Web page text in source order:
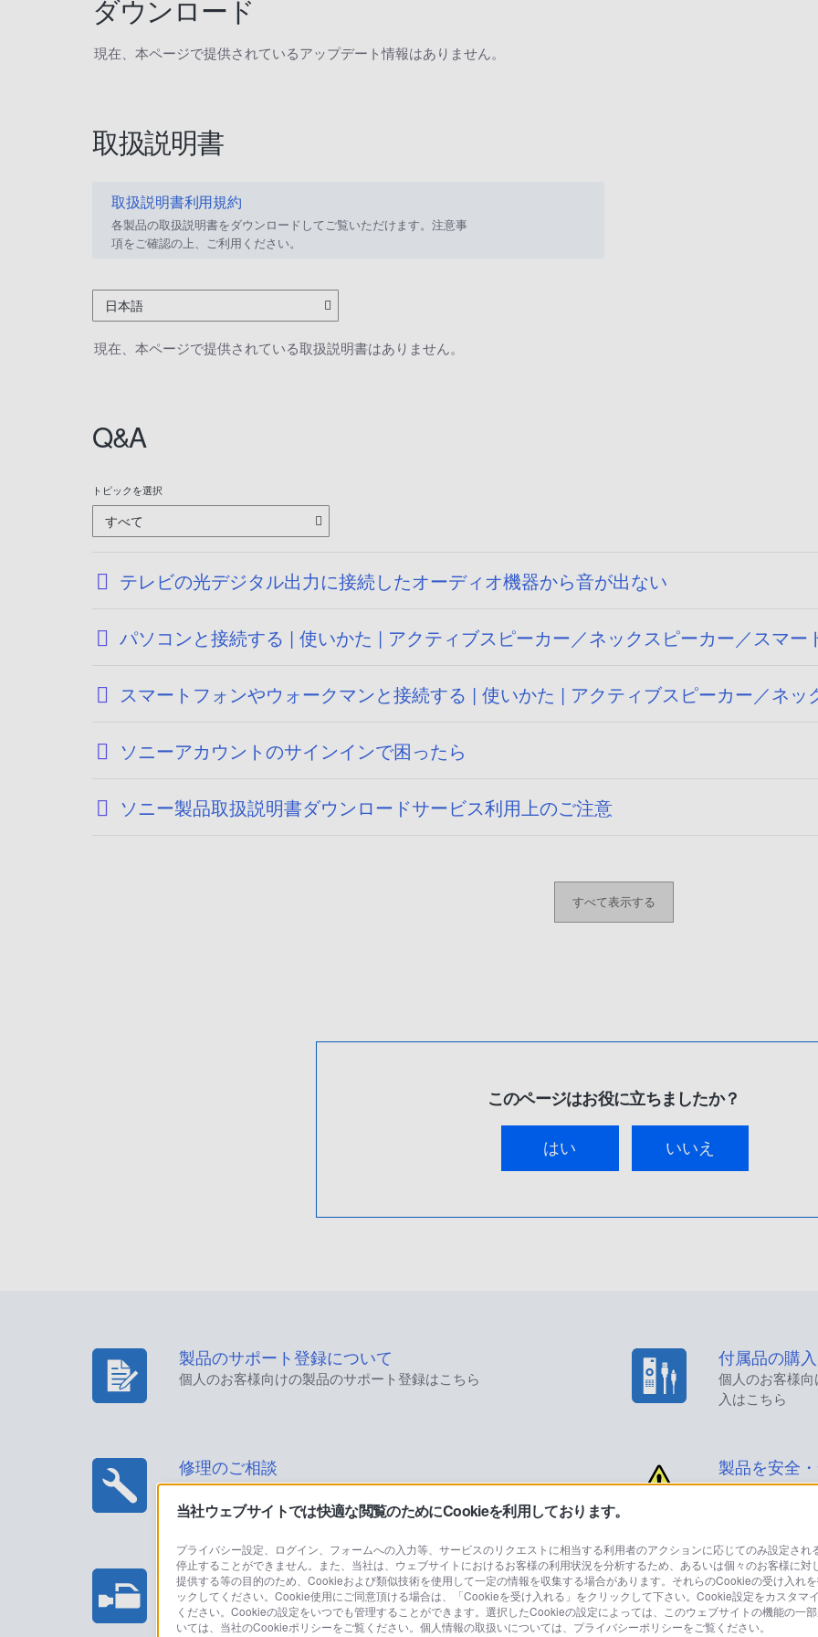
ダウンロード
現在、本ページで提供されているアップデート情報はありません。
取扱説明書
取扱説明書利用規約
各製品の取扱説明書をダウンロードしてご覧いただけます。注意事
項をご確認の上、ご利用ください。
日本語
現在、本ページで提供されている取扱説明書はありません。
Q&A
トピックを選択
すべて
テレビの光デジタル出力に接続したオーディオ機器から音が出ない
パソコンと接続する | 使いかた | アクティブスピーカー／ネックスピーカー／スマー
スマートフォンやウォークマンと接続する | 使いかた | アクティブスピーカー／ネ
ソニーアカウントのサインインで困ったら
ソニー製品取扱説明書ダウンロードサービス利用上のご注意
すべて表示する
このページはお役に立ちましたか？
はい いいえ
製品のサポート登録について
個人のお客様向けの製品のサポート登録はこちら
付属品の購入
個人のお客様
入はこちら
修理のご相談 製品を安全
プロフェッショナル/業務用製品に関するお問い合わせ
法人のお客様はこちら
製品に関す
個人のお客様
当社ウェブサイトでは快適な閲覧のためにCookieを利用しております。
プライバシー設定、ログイン、フォームへの入力等、サービスのリクエストに相当する利用者のアクションに応じてのみ設定さ
停止することができません。また、当社は、ウェブサイトにおけるお客様の利用状況を分析するため、あるいは個々のお客様に
提供する等の目的のため、Cookieおよび類似技術を使用して一定の情報を収集する場合があります。それらのCookieの受け入れ
ックしてください。Cookie使用にご同意頂ける場合は、「Cookieを受け入れる」をクリックして下さい。Cookie設定をカスタマ
ください。Cookieの設定をいつでも管理することができます。選択したCookieの設定によっては、このウェブサイトの機能の一
いては、当社のCookieポリシーをご覧ください。個人情報の取扱いについては、プライバシーポリシーをご覧ください。